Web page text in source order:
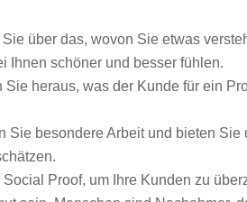
über das, wovon Sie etwas
Ihnen schöner und besser fühlen.
Sie heraus, was der Kunde für ein
Sie besondere Arbeit und bieten
Proof, um Ihre Kunden zu